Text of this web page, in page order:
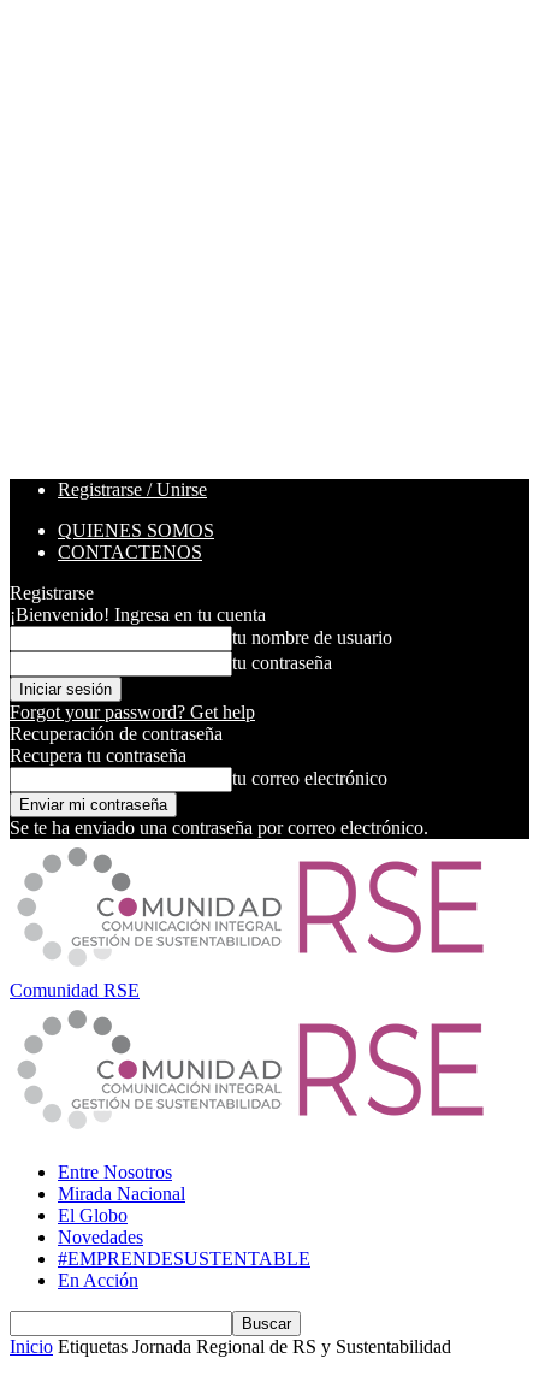
Registrarse / Unirse
QUIENES SOMOS
CONTACTENOS
Registrarse
¡Bienvenido! Ingresa en tu cuenta
tu nombre de usuario
tu contraseña
Forgot your password? Get help
Recuperación de contraseña
Recupera tu contraseña
tu correo electrónico
Se te ha enviado una contraseña por correo electrónico.
Comunidad RSE
Entre Nosotros
Mirada Nacional
El Globo
Novedades
#EMPRENDESUSTENTABLE
En Acción
Inicio Etiquetas Jornada Regional de RS y Sustentabilidad